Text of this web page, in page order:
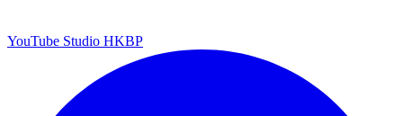
YouTube Studio HKBP